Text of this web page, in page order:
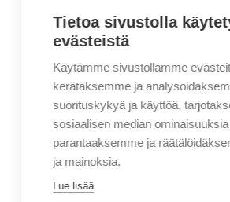
Nimi*
Etunimi
Sähköposti*
Puhelin*
Tietoa sivustolla
evästeistä
Käytämme sivustollamme
kerätäksemme ja
suorituskykyä ja käyttöä,
sosiaalisen median
parantaaksemme ja
ja mainoksia.
Lue lisää